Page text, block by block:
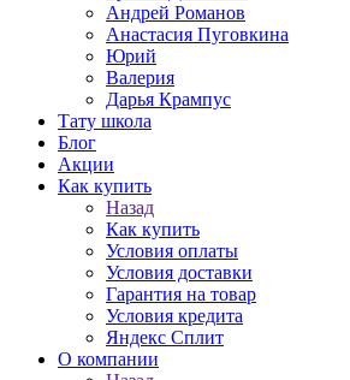
Андрей Романов
Анастасия Пуговкина
Юрий
Валерия
Дарья Крампус
Тату школа
Блог
Акции
Как купить
Назад
Как купить
Условия оплаты
Условия доставки
Гарантия на товар
Условия кредита
Яндекс Сплит
О компании